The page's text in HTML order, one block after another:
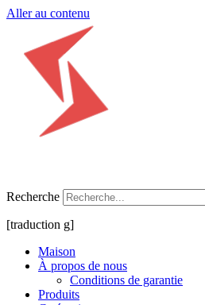
Aller au contenu
Recherche
[traduction g]
Maison
À propos de nous
Conditions de garantie
Produits